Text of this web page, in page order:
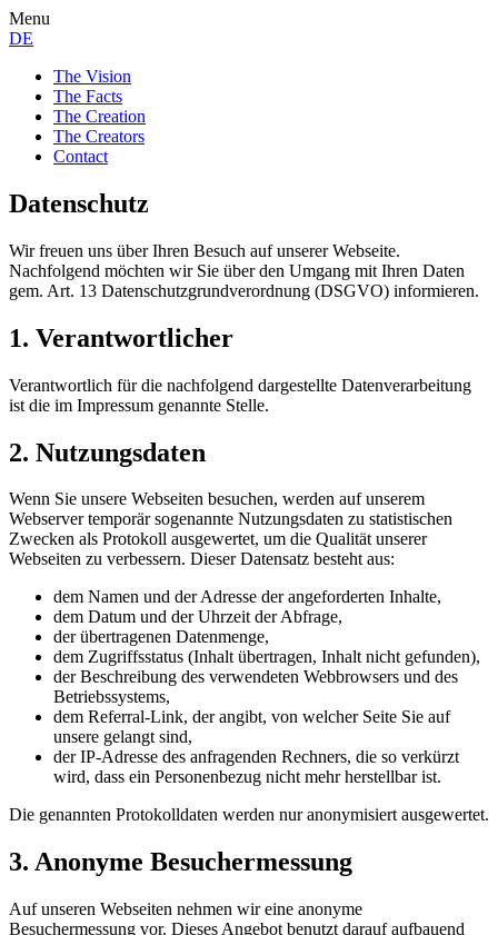
Menu
DE
The Vision
The Facts
The Creation
The Creators
Contact
Datenschutz
Wir freuen uns über Ihren Besuch auf unserer Webseite.
Nachfolgend möchten wir Sie über den Umgang mit Ihren Daten
gem. Art. 13 Datenschutzgrundverordnung (DSGVO) informieren.
1. Verantwortlicher
Verantwortlich für die nachfolgend dargestellte Datenverarbeitung
ist die im Impressum genannte Stelle.
2. Nutzungsdaten
Wenn Sie unsere Webseiten besuchen, werden auf unserem
Webserver temporär sogenannte Nutzungsdaten zu statistischen
Zwecken als Protokoll ausgewertet, um die Qualität unserer
Webseiten zu verbessern. Dieser Datensatz besteht aus:
dem Namen und der Adresse der angeforderten Inhalte,
dem Datum und der Uhrzeit der Abfrage,
der übertragenen Datenmenge,
dem Zugriffsstatus (Inhalt übertragen, Inhalt nicht gefunden),
der Beschreibung des verwendeten Webbrowsers und des
Betriebssystems,
dem Referral-Link, der angibt, von welcher Seite Sie auf
unsere gelangt sind,
der IP-Adresse des anfragenden Rechners, die so verkürzt
wird, dass ein Personenbezug nicht mehr herstellbar ist.
Die genannten Protokolldaten werden nur anonymisiert ausgewertet.
3. Anonyme Besuchermessung
Auf unseren Webseiten nehmen wir eine anonyme
Besuchermessung vor. Dieses Angebot benutzt darauf aufbauend